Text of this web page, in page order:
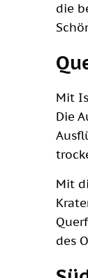
die
Mit
Die
Mit
des